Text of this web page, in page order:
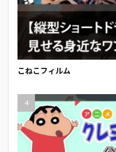
こねこフィルム